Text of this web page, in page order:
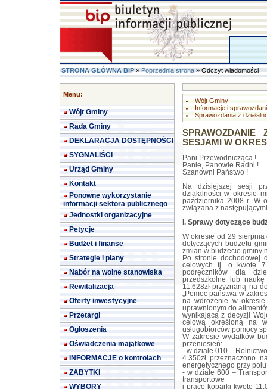
STRONA GŁÓWNA BIP»Poprzednia strona» Odczyt wiadomości
Menu:
Wójt Gminy
Rada Gminy
DEKLARACJA DOSTĘPNOŚCI
SYGNALIŚCI
Urząd Gminy
Kontakt
Ponowne wykorzystanie
informacji sektora publicznego
Jednostki organizacyjne
Petycje
Budżet i finanse
Strategie i plany
Nabór na wolne stanowiska
Rewitalizacja
Oferty inwestycyjne
Przetargi
Ogłoszenia
Oświadczenia majątkowe
INFORMACJE o kontrolach
ZABYTKI
WYBORY
Wójt Gminy
Informacje i
Sprawozdania z
SPRAWOZDANIE
SESJAMI W
Pani Przewodnicząca !
Panie, Panowie Radni !
Szanowni Państwo !
Na dzisiejszej sesji
działalności w okresie
października 2008 r. W
związana z
I. Sprawy dotyczące
W okresie od 29
dotyczących budżetu
zmian w budżecie gminy
Po stronie dochodowej
celowych tj. o kwotę
podręczników dla
przedszkolne lub
11.628zł przyznaną na
„Pomoc państwa w
na wdrożenie w
uprawnionym do
wynikającą z decyzji
celową określoną na
usługobiorców pomocy
W zakresie wydatków
przeniesień:
- w dziale 010 –
4.350zł przeznaczono
energetycznego przy
- w dziale 600 –
transportowe
i prace koparki kwotę